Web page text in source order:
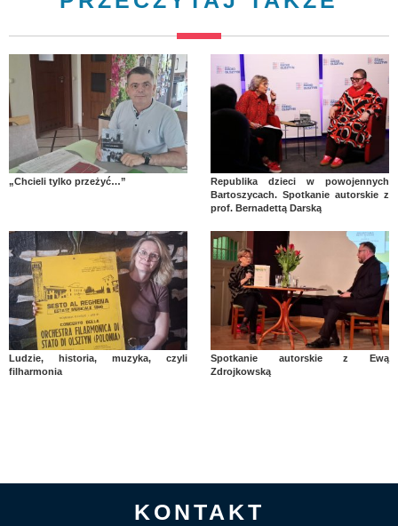
„Chcieli tylko przeżyć…”
Republika dzieci w powojennych
Bartoszycach. Spotkanie autorskie z
prof. Bernadettą Darską
Ludzie, historia, muzyka, czyli
filharmonia
Spotkanie autorskie z Ewą
Zdrojkowską
KONTAKT